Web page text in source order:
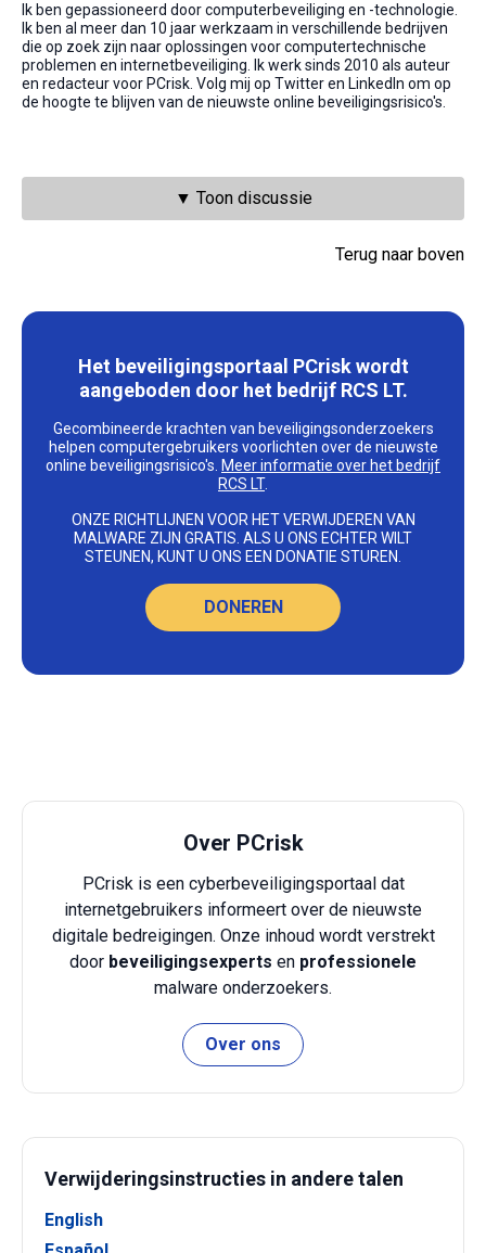
Ik ben gepassioneerd door computerbeveiliging en -technologie.
Ik ben al meer dan 10 jaar werkzaam in verschillende bedrijven
die op zoek zijn naar oplossingen voor computertechnische
problemen en internetbeveiliging. Ik werk sinds 2010 als auteur
en redacteur voor PCrisk. Volg mij op Twitter en LinkedIn om op
de hoogte te blijven van de nieuwste online beveiligingsrisico's.
▼ Toon discussie
Terug naar boven
Het beveiligingsportaal PCrisk wordt
aangeboden door het bedrijf RCS LT.
Gecombineerde krachten van beveiligingsonderzoekers
helpen computergebruikers voorlichten over de nieuwste
online beveiligingsrisico's. Meer informatie over het bedrijf
RCS LT.
ONZE RICHTLIJNEN VOOR HET VERWIJDEREN VAN
MALWARE ZIJN GRATIS. ALS U ONS ECHTER WILT
STEUNEN, KUNT U ONS EEN DONATIE STUREN.
DONEREN
Over PCrisk
PCrisk is een cyberbeveiligingsportaal dat
internetgebruikers informeert over de nieuwste
digitale bedreigingen. Onze inhoud wordt verstrekt
door beveiligingsexperts en professionele
malware onderzoekers.
Over ons
Verwijderingsinstructies in andere talen
English